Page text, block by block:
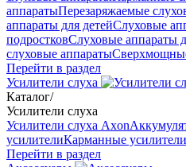
аппаратыПерезаряжаемые
аппараты для детейСлуховые
подростковСлуховые аппараты
слуховые аппараты
Перейти в раздел
Усилители слуха
Каталог/
Усилители слуха
Усилители слуха Axon
усилителиКарманные усилители
Перейти в раздел